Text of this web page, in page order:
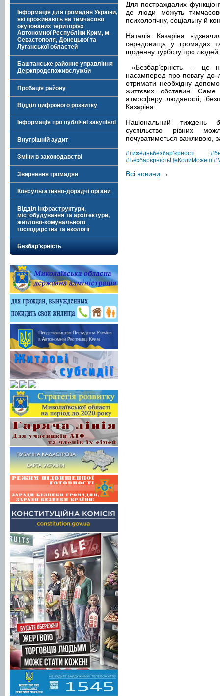
Інформація для громадян України,
які проживають на тимчасово
окупованих територіях
Автономної Республіки Крим, м.
Севастополя, Донецької та
Луганської областей
Баштанське районне управління
Держпродспоживслужби
Пробація району
Відділ цифрового розвитку
Інформація про публічні закупівлі
Внутрішній аудит
Зміни в законодавстві
Звернення громадян
Консультативно-дорадчі органи
Відділ інфраструктури,
містобудування та архітектури,
житлово-комунального
господарства та екології
Безбар’єрність
Для постраждалих
де люди можуть
психологічну, соціальну й
Наталія Казаріна
середовища у громадах
щоденну турботу про людей.
«Безбар’єрність — це
насамперед про повагу до
отримати необхідну
життєвих обставин.
атмосферу людяності,
Казаріна.
Національний тиждень
суспільство рівних
почуватиметься важливою,
#тижедньбезбарʼєрності
#БезбарєрністьЦеКолиМожеш
Всі новини →